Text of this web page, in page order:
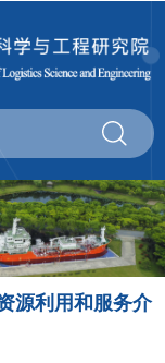
源利用和服务介